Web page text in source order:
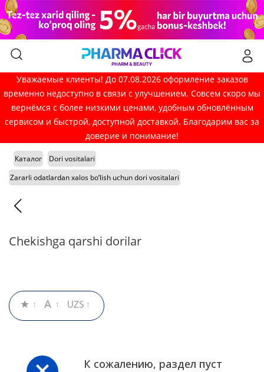
Уважаемые клиенты! До 07.08.2026 оформление заказов
временно недоступно в связи с улучшением. Совсем скоро мы
вернёмся с более низкими ценами, удобным обновлённым
сервисом и быстрой, доступной доставкой. Благодарим вас за
доверие и понимание!
Каталог
Dori vositalari
Zararli odatlardan xalos bo‘lish uchun dori vositalari
Chekishga qarshi dorilar
К сожалению, раздел пуст